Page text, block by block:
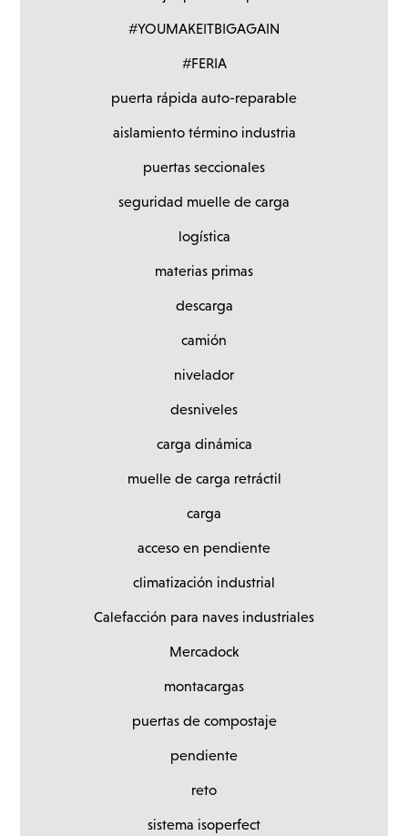
#YOUMAKEITBIGAGAIN
#FERIA
puerta rápida auto-reparable
aislamiento término industria
puertas seccionales
seguridad muelle de carga
logística
materias primas
descarga
camión
nivelador
desniveles
carga dinámica
muelle de carga retráctil
carga
acceso en pendiente
climatización industrial
Calefacción para naves industriales
Mercadock
montacargas
puertas de compostaje
pendiente
reto
sistema isoperfect